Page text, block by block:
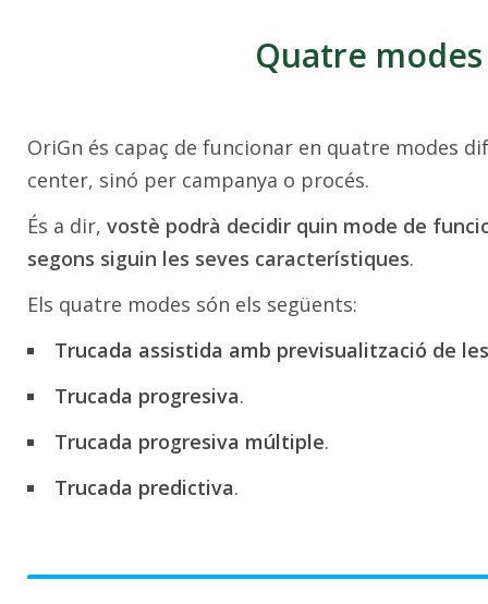
Quatre
OriGn és capaç de funcionar en quatre modes
center, sinó per campanya o procés.
És a dir, vostè podrà decidir quin mode de
segons siguin les seves característiques.
Els quatre modes són els següents:
Trucada assistida amb previsualització de
Trucada progresiva.
Trucada progresiva múltiple.
Trucada predictiva.